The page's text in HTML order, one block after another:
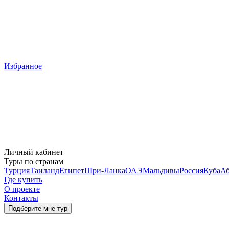
Избранное
Личный кабинет
Туры по странам
ТурцияТаиландЕгипетШри-ЛанкаОАЭМальдивыРоссияКуба
Где купить
О проекте
Контакты
Подберите мне тур